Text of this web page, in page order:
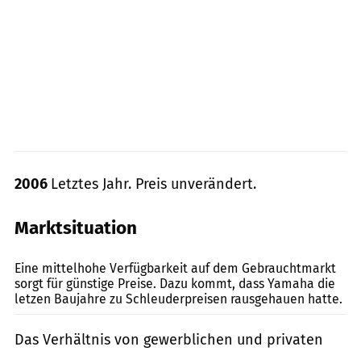
2006 Letztes Jahr. Preis unverändert.
Marktsituation
Eine mittelhohe Verfügbarkeit auf dem Gebrauchtmarkt
sorgt für günstige Preise. Dazu kommt, dass Yamaha die
letzen Baujahre zu Schleuderpreisen rausgehauen hatte.
Das Verhältnis von gewerblichen und privaten